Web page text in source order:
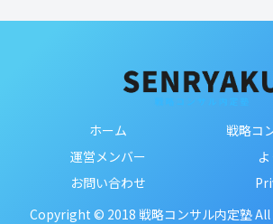
ホーム
戦略コ
運営メンバー
お問い合わせ
Copyright © 2018 戦略コンサル内定塾